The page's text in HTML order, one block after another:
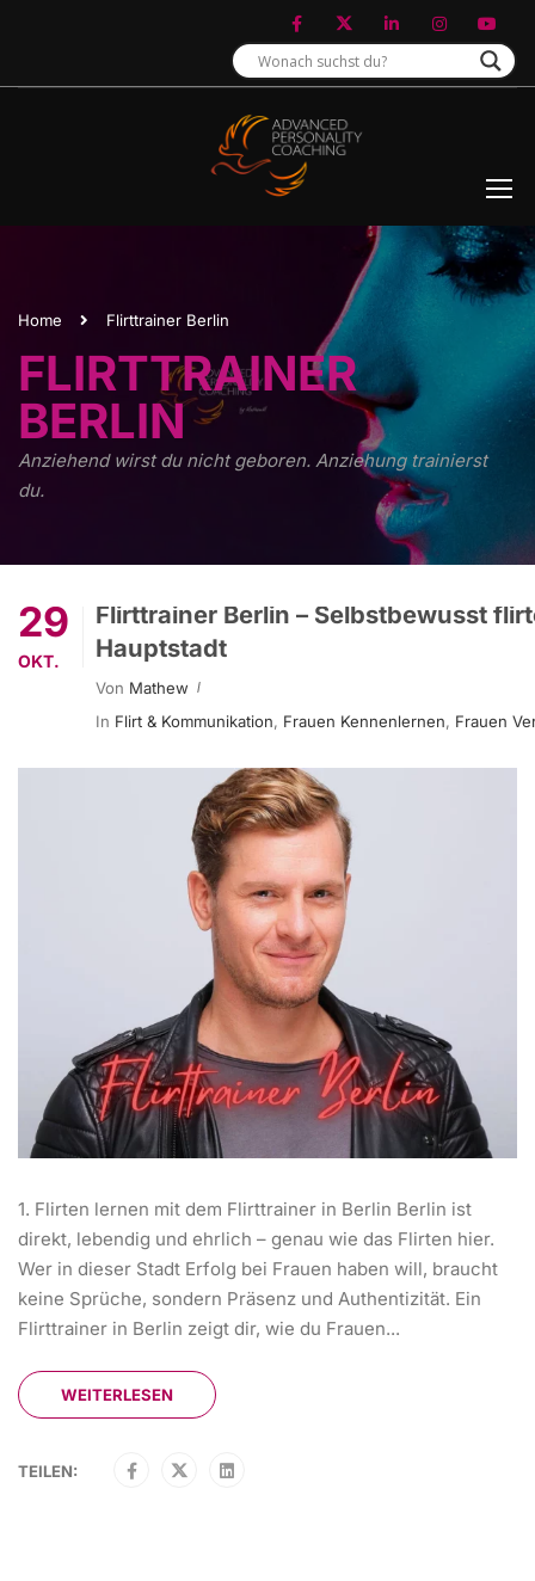
Home Flirttrainer Berlin
FLIRTTRAINER
BERLIN
Anziehend wirst du nicht geboren. Anziehung trainierst
du.
29
OKT.
Flirttrainer Berlin – Selbstbewusst
Hauptstadt
Von Mathew
In Flirt & Kommunikation, Frauen Kennenlernen, Frauen
1. Flirten lernen mit dem Flirttrainer in Berlin Berlin ist
direkt, lebendig und ehrlich – genau wie das Flirten hier.
Wer in dieser Stadt Erfolg bei Frauen haben will, braucht
keine Sprüche, sondern Präsenz und Authentizität. Ein
Flirttrainer in Berlin zeigt dir, wie du Frauen...
WEITERLESEN
TEILEN: